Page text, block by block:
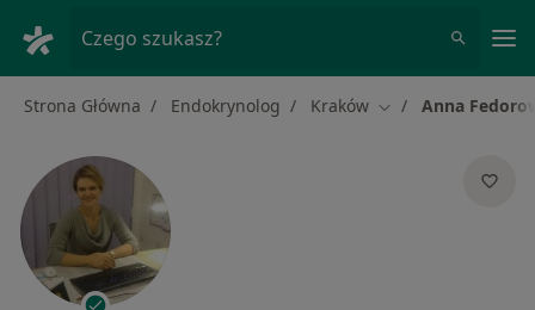
Czego szukasz?
Strona Główna Endokrynolog Kraków Zmień miasto
Anna